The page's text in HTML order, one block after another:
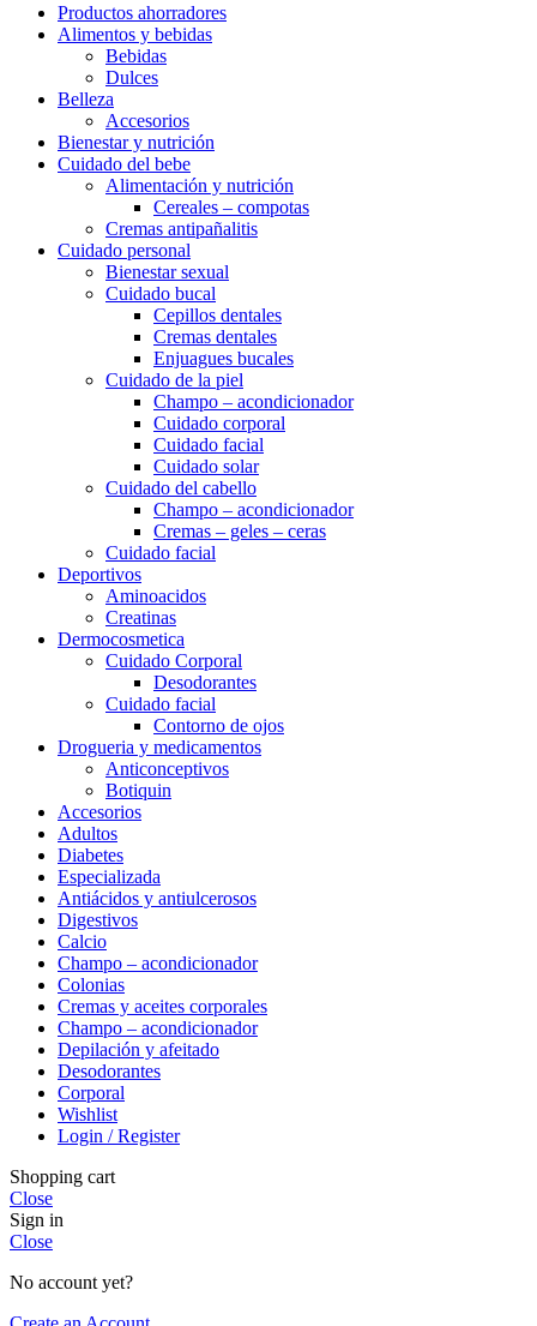
Productos ahorradores
Alimentos y bebidas
Bebidas
Dulces
Belleza
Accesorios
Bienestar y nutrición
Cuidado del bebe
Alimentación y nutrición
Cereales – compotas
Cremas antipañalitis
Cuidado personal
Bienestar sexual
Cuidado bucal
Cepillos dentales
Cremas dentales
Enjuagues bucales
Cuidado de la piel
Champo – acondicionador
Cuidado corporal
Cuidado facial
Cuidado solar
Cuidado del cabello
Champo – acondicionador
Cremas – geles – ceras
Cuidado facial
Deportivos
Aminoacidos
Creatinas
Dermocosmetica
Cuidado Corporal
Desodorantes
Cuidado facial
Contorno de ojos
Drogueria y medicamentos
Anticonceptivos
Botiquin
Accesorios
Adultos
Diabetes
Especializada
Antiácidos y antiulcerosos
Digestivos
Calcio
Champo – acondicionador
Colonias
Cremas y aceites corporales
Champo – acondicionador
Depilación y afeitado
Desodorantes
Corporal
Wishlist
Login / Register
Shopping cart
Close
Sign in
Close
No account yet?